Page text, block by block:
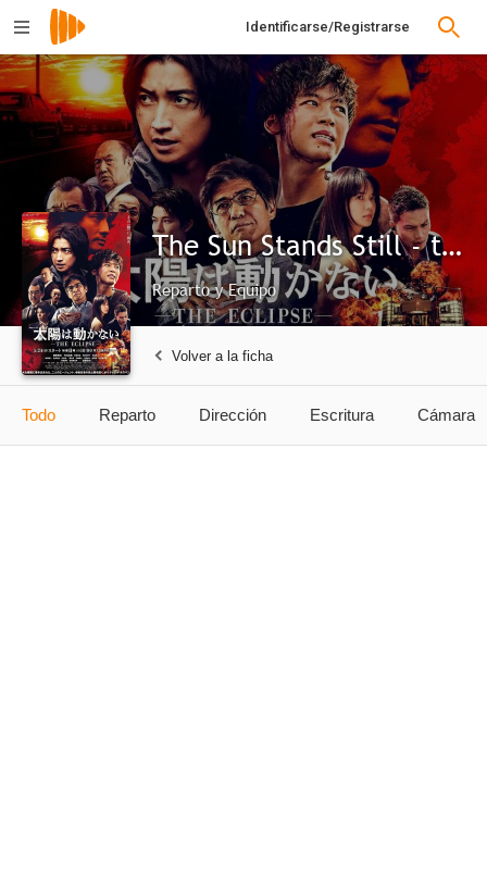
Identificarse/Registrarse
The Sun Stands Still - the Eclipse -
Reparto y Equipo
Volver a la ficha
Todo Reparto Dirección Escritura Cámara